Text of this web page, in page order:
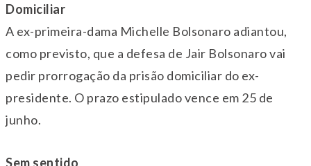
Domiciliar
A ex-primeira-dama Michelle Bolsonaro adiantou,
como previsto, que a defesa de Jair Bolsonaro vai
pedir prorrogação da prisão domiciliar do ex-
presidente. O prazo estipulado vence em 25 de
junho.
Sem sentido